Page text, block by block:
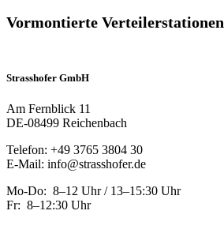
Vormontierte Verteiler­stationen
Strasshofer GmbH
Am Fernblick 11
DE-08499 Reichenbach
Telefon: +49 3765 3804 30
E-Mail: info@strasshofer.de
Mo-Do: 8–12 Uhr / 13–15:30 Uhr
Fr: 8–12:30 Uhr